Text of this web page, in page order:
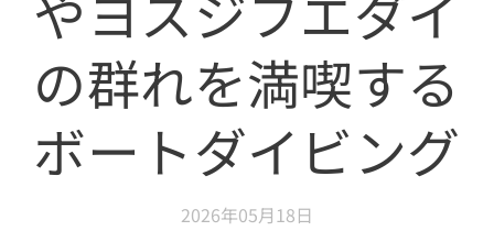
の群れを満喫する
ボートダイビング
2026年05月18日